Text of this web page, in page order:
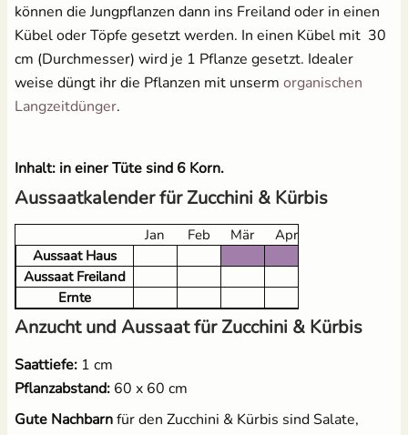
können die Jungpflanzen dann ins Freiland oder in einen
Kübel oder Töpfe gesetzt werden. In einen Kübel mit 30
cm (Durchmesser) wird je 1 Pflanze gesetzt. Idealer
weise düngt ihr die Pflanzen mit unserm organischen
Langzeitdünger.
Inhalt: in einer Tüte sind 6 Korn.
Aussaatkalender für Zucchini & Kürbis
Jan Feb Mär Apr
Aussaat Haus
Aussaat Freiland
Ernte
Anzucht und Aussaat für Zucchini & Kürbis
Saattiefe: 1 cm
Pflanzabstand: 60 x 60 cm
Gute Nachbarnfür den Zucchini & Kürbis sind Salate,